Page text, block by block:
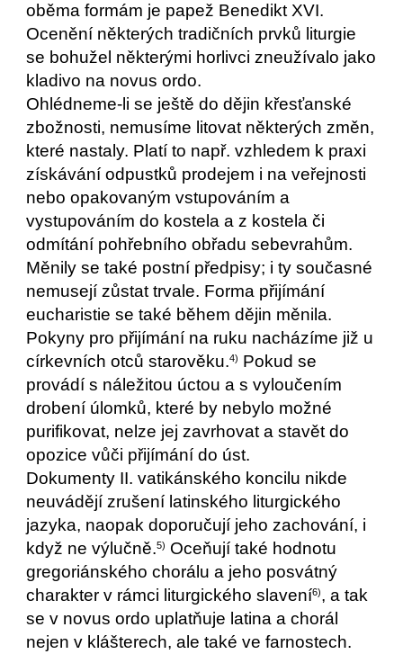
oběma formám je papež Benedikt XVI.
Ocenění některých tradičních prvků liturgie
se bohužel některými horlivci zneužívalo jako
kladivo na novus ordo.
Ohlédneme-li se ještě do dějin křesťanské
zbožnosti, nemusíme litovat některých změn,
které nastaly. Platí to např. vzhledem k praxi
získávání odpustků prodejem i na veřejnosti
nebo opakovaným vstupováním a
vystupováním do kostela a z kostela či
odmítání pohřebního obřadu sebevrahům.
Měnily se také postní předpisy; i ty současné
nemusejí zůstat trvale. Forma přijímání
eucharistie se také během dějin měnila.
Pokyny pro přijímání na ruku nacházíme již u
církevních otců starověku.4) Pokud se
provádí s náležitou úctou a s vyloučením
drobení úlomků, které by nebylo možné
purifikovat, nelze jej zavrhovat a stavět do
opozice vůči přijímání do úst.
Dokumenty II. vatikánského koncilu nikde
neuvádějí zrušení latinského liturgického
jazyka, naopak doporučují jeho zachování, i
když ne výlučně.5) Oceňují také hodnotu
gregoriánského chorálu a jeho posvátný
charakter v rámci liturgického slavení6), a tak
se v novus ordo uplatňuje latina a chorál
nejen v klášterech, ale také ve farnostech.